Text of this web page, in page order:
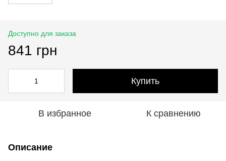
Доступно для заказа
841 грн
Купить
В избранное К сравнению
Описание